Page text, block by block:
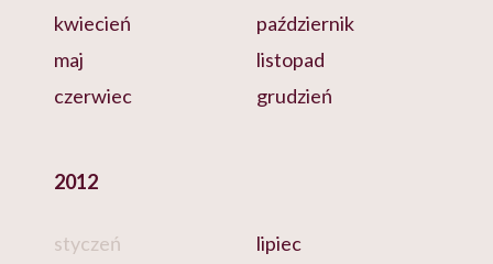
kwiecień
maj
czerwiec
październik
listopad
grudzień
2012
styczeń
lipiec